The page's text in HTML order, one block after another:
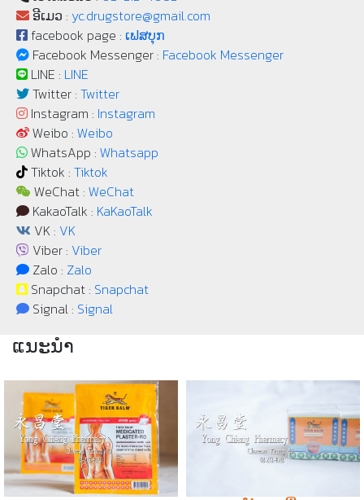
ອີເມວ : yc.drugstore@gmail.com
facebook page : ເຟສບຸກ
Facebook Messenger : Facebook Messenger
LINE : LINE
Twitter : Twitter
Instagram : Instagram
Weibo : Weibo
WhatsApp : Whatsapp
Tiktok : Tiktok
WeChat : WeChat
KakaoTalk : KaKaoTalk
VK : VK
Viber : Viber
Zalo : Zalo
Snapchat : Snapchat
Signal : Signal
ແນະນຳ